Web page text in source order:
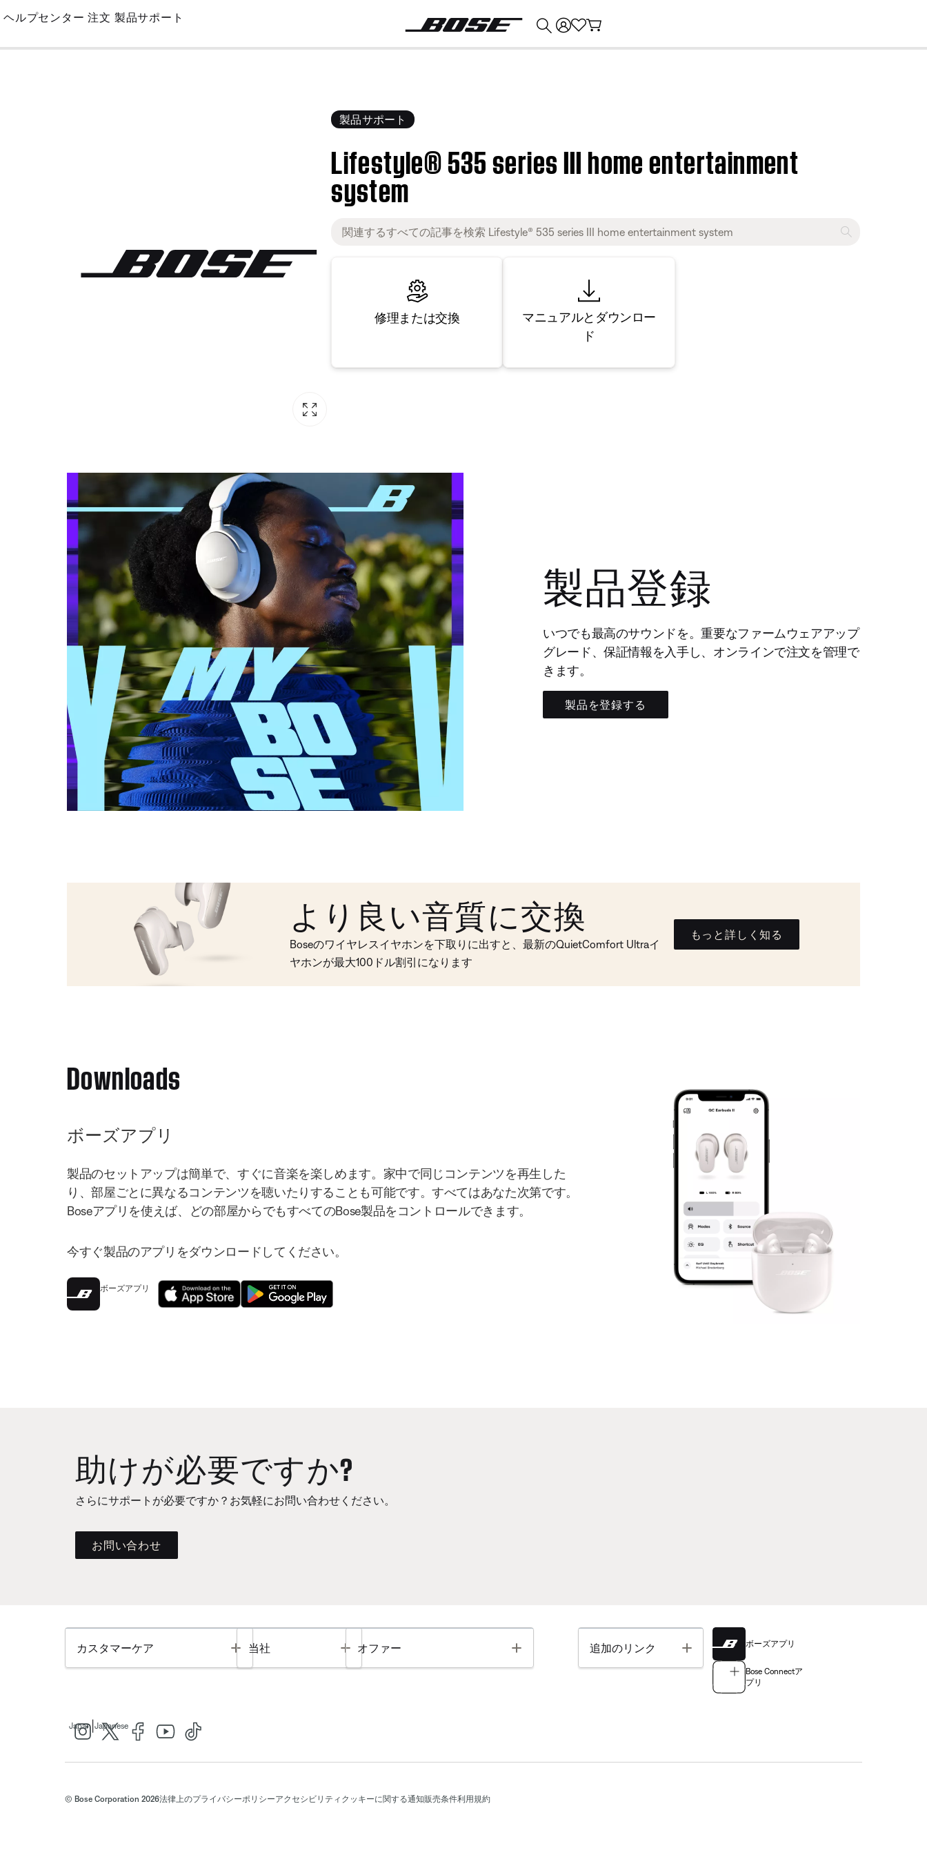
Skip
Main
ヘルプセンター 注文 製品サポート
製品サポート
Lifestyle® 535 series III home entertainment
system
修理または交換
マニュアルとダウンロー
ド
製品登録
いつでも最高のサウンドを。重要なファームウェアアップ
グレード、保証情報を入手し、オンラインで注文を管理で
きます。
製品を登録する
より良い音質に交換
Boseのワイヤレスイヤホンを下取りに出すと、最新のQuietComfort Ultraイ
ヤホンが最大100ドル割引になります
もっと詳しく知る
Downloads
ボーズアプリ
製品のセットアップは簡単で、すぐに音楽を楽しめます。家中で同じコンテンツを再生した
り、部屋ごとに異なるコンテンツを聴いたりすることも可能です。すべてはあなた次第です。
Boseアプリを使えば、どの部屋からでもすべてのBose製品をコントロールできます。
今すぐ製品のアプリをダウンロードしてください。
ボーズアプリ
助けが必要ですか?
さらにサポートが必要ですか？お気軽にお問い合わせください。
お問い合わせ
カスタマーケア Toggle
当社 Toggle
オファー Toggle 追加のリンク Toggle ボーズアプリ
Bose Connectア
プリ
Japan Japanese
© Bose Corporation 2026法律上のプライバシーポリシーアクセシビリティ クッキーに関する通知販売条件利用規約